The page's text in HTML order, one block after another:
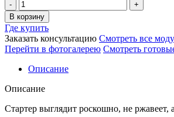
Стартер
Astov
BBQ
Premium
/
АСТОВ
БАРБЕКЮ
Премиум
Количество
В корзину
Где купить
Заказать консультацию Смотреть все
Перейти в фотогалерею Смотреть
Описание
Описание
Стартер выглядит роскошно, не ржавеет,